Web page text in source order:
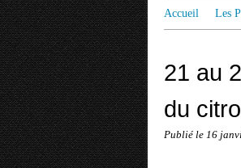
Accueil Les
21 au
du
Publié le 16